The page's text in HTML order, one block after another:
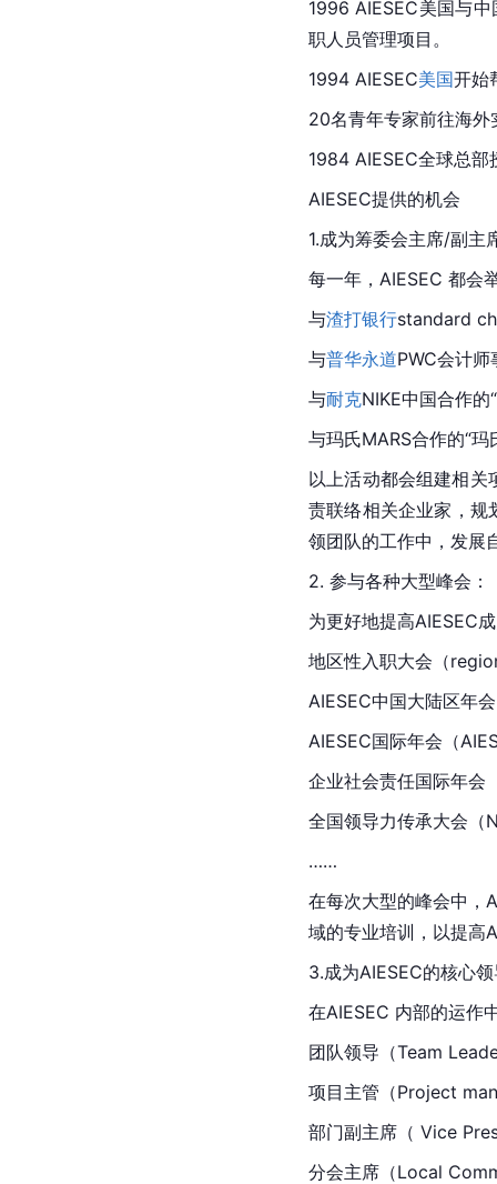
1996 AIESEC美国与中
职人员管理项目。
1994 AIESEC美国开始
20名青年专家前往海外
1984 AIESEC全球总部
AIESEC提供的机会
1.成为筹委会主席/副
每一年，AIESEC 都会
与渣打银行standard
与普华永道PWC会计
与耐克NIKE中国合作
与玛氏MARS合作的“玛
以上活动都会组建相
责联络相关企业家，规
领团队的工作中，发展
2. 参与各种大型峰会：
为更好地提高AIESEC
地区性入职大会（
AIESEC中国大陆区年
AIESEC国际年会（
企业社会责任国际年
全国领导力传承大会
……
在每次大型的峰会中，
域的专业培训，以提高
3.成为AIESEC的核心
在AIESEC 内部的运作
团队领导（Team
项目主管（Project
部门副主席（ Vice
分会主席（Local